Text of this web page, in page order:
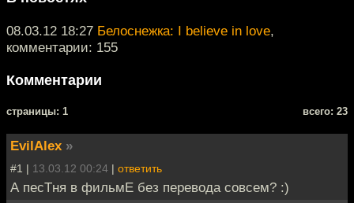
08.03.12 18:27 Белоснежка: I believe in love,
комментарии: 155
Комментарии
cтраницы: 1 всего: 23
EvilAlex »
#1 | 13.03.12 00:24 | ответить
А песТня в фильмЕ без перевода совсем? :)